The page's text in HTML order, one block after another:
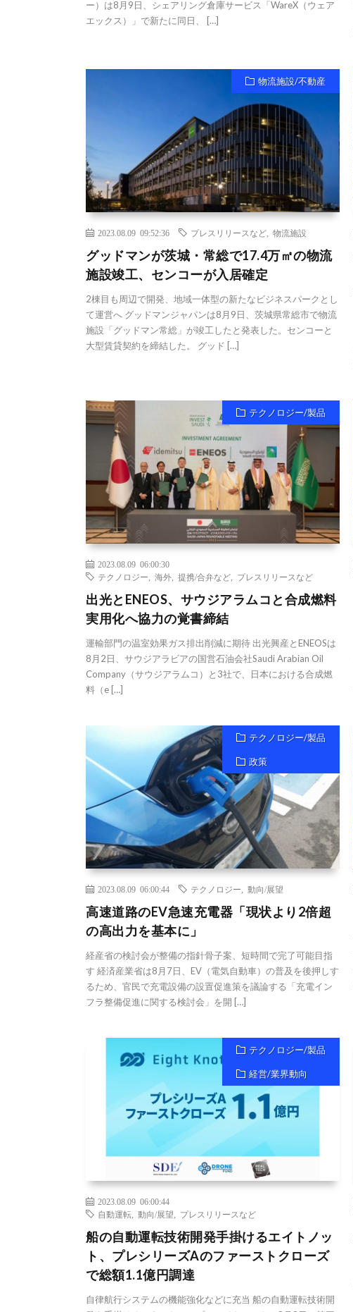
ー）は8月9日、シェアリング倉庫サービス「WareX（ウェア
エックス）」で新たに同日、 […]
物流施設/不動産
2023.08.09 09:52:36 プレスリリースなど 物流施設
グッドマンが茨城・常総で17.4万㎡の物流
施設竣工、センコーが入居確定
2棟目も周辺で開発、地域一体型の新たなビジネスパークとし
て運営へ グッドマンジャパンは8月9日、茨城県常総市で物流
施設「グッドマン常総」が竣工したと発表した。センコーと
大型賃貸契約を締結した。 グッド […]
テクノロジー/製品
2023.08.09 06:00:30
テクノロジー
海外 提携/合弁など プレスリリースなど
出光とENEOS、サウジアラムコと合成燃料
実用化へ協力の覚書締結
運輸部門の温室効果ガス排出削減に期待 出光興産とENEOSは
8月2日、サウジアラビアの国営石油会社Saudi Arabian Oil
Company（サウジアラムコ）と3社で、日本における合成燃
料（e […]
テクノロジー/製品
政策
2023.08.09 06:00:44 テクノロジー 動向/展望
高速道路のEV急速充電器「現状より2倍超
の高出力を基本に」
経産省の検討会が整備の指針骨子案、短時間で完了可能目指
す 経済産業省は8月7日、EV（電気自動車）の普及を後押しす
るため、官民で充電設備の設置促進策を議論する「充電イン
フラ整備促進に関する検討会」を開 […]
テクノロジー/製品
経営/業界動向
2023.08.09 06:00:44
自動運転
動向/展望 プレスリリースなど
船の自動運転技術開発手掛けるエイトノッ
ト、プレシリーズAのファーストクローズ
で総額1.1億円調達
自律航行システムの機能強化などに充当 船の自動運転技術開